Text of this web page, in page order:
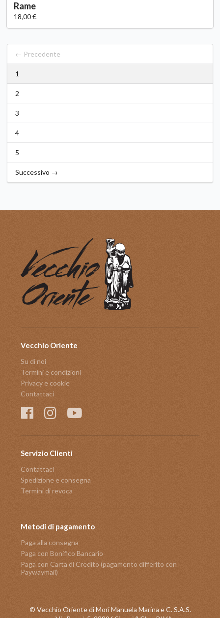
Rame
18,00 €
← Precedente
1
2
3
4
5
Successivo →
Vecchio Oriente
Su di noi
Termini e condizioni
Privacy e cookie
Contattaci
Servizio Clienti
Contattaci
Spedizione e consegna
Termini di revoca
Metodi di pagamento
Paga alla consegna
Paga con Bonifico Bancario
Paga con Carta di Credito (pagamento differito con
Paywaymail)
© Vecchio Oriente di Mori Manuela Marina e C. S.A.S.